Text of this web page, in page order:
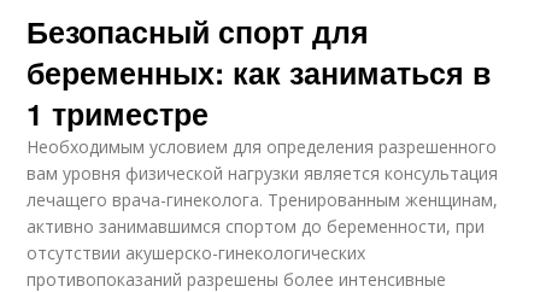
Безопасный спорт для
беременных: как заниматься в
1 триместре
Необходимым условием для определения разрешенного
вам уровня физической нагрузки является консультация
лечащего врача-гинеколога. Тренированным женщинам,
активно занимавшимся спортом до беременности, при
отсутствии акушерско-гинекологических
противопоказаний разрешены более интенсивные